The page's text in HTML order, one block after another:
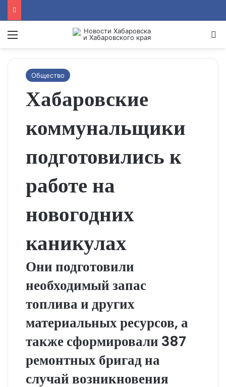
Menu
Общество
Хабаровские
коммунальщики
подготовились к
работе на
новогодних
каникулах
Они подготовили
необходимый запас
топлива и других
материальных ресурсов, а
также сформировали 387
ремонтных бригад на
случай возникновения